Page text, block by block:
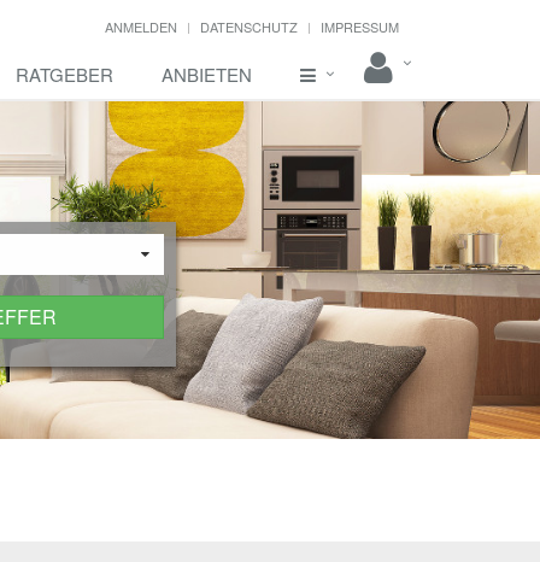
ANMELDEN DATENSCHUTZ IMPRESSUM
RATGEBER ANBIETEN